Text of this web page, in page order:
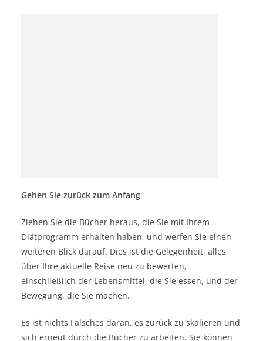
Gehen Sie zurück zum Anfang
Ziehen Sie die Bücher heraus, die Sie mit Ihrem
Diätprogramm erhalten haben, und werfen Sie einen
weiteren Blick darauf. Dies ist die Gelegenheit, alles
über Ihre aktuelle Reise neu zu bewerten,
einschließlich der Lebensmittel, die Sie essen, und der
Bewegung, die Sie machen.
Es ist nichts Falsches daran, es zurück zu skalieren und
sich erneut durch die Bücher zu arbeiten. Sie können